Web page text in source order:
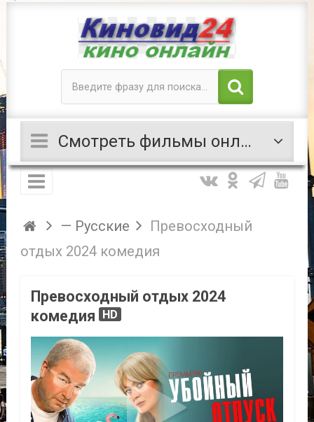
Смотреть фильмы онлайн
— Русские
Превосходный
отдых 2024 комедия
Превосходный отдых 2024
комедия HD